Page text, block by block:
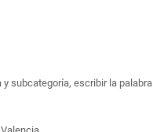
subcategoría, escribir la palabra